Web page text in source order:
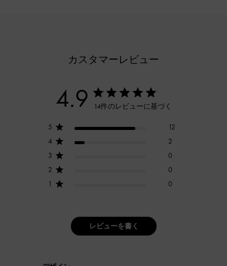
カスタマーレビュー
4.9 14件のレビューに基づく
5
12
4
2
3
0
2
0
1
0
レビューを書く